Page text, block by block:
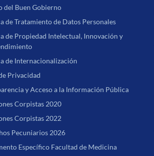
del Buen Gobierno
de Tratamiento de Datos Personales
de Propiedad Intelectual, Innovación y
de Internacionalización
Privacidad
y Acceso a la Información Pública
Corpistas 2020
Corpistas 2022
Pecuniarios 2026
Específico Facultad de Medicina